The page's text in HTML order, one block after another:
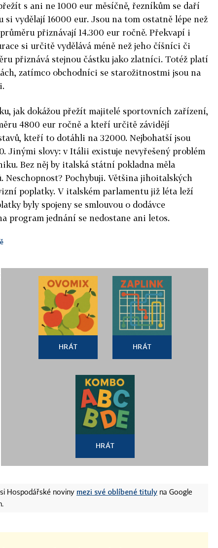
s ani ne 1000 eur měsíčně, řezníkům se daří
si vydělají 16000 eur. Jsou na tom ostatně lépe než
přiznávají 14.300 eur ročně. Překvapí i
si určitě vydělává méně než jeho číšníci či
přiznává stejnou částku jako zlatníci. Totéž platí
zatímco obchodníci se starožitnostmi jsou na
jak dokážou přežít majitelé sportovních zařízení,
4800 eur ročně a kteří určitě závidějí
kteří to dotáhli na 32000. Nejbohatší jsou
Jinými slovy: v Itálii existuje nevyřešený problém
Bez něj by italská státní pokladna měla
Neschopnost? Pochybuji. Většina jihoitalských
poplatky. V italském parlamentu již léta leží
byly spojeny se smlouvou o dodávce
program jednání se nedostane ani letos.
HRÁT HRÁT
HRÁT
Hospodářské noviny mezi své oblíbené tituly na Google